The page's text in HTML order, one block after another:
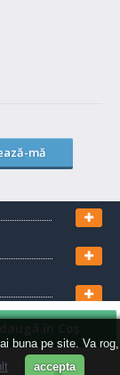
buna pe site. Va rog,
accepta
mă